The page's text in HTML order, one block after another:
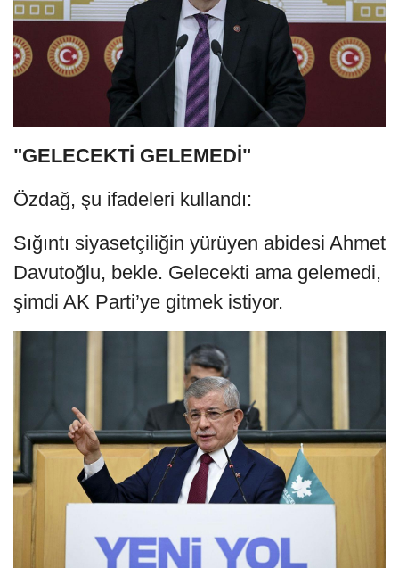
"GELECEKTİ GELEMEDİ"
Özdağ, şu ifadeleri kullandı:
Sığıntı siyasetçiliğin yürüyen abidesi Ahmet
Davutoğlu, bekle. Gelecekti ama gelemedi,
şimdi AK Parti’ye gitmek istiyor.